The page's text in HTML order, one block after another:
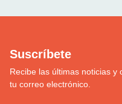
Suscríbete
Recibe las últimas noticias y
tu correo electrónico.